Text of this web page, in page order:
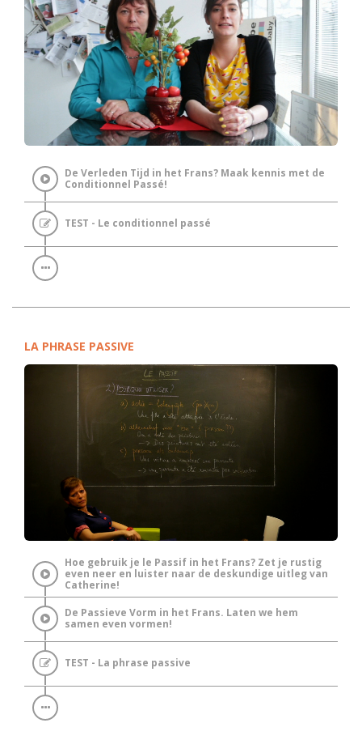
De Verleden Tijd in het Frans? Maak kennis met de
Conditionnel Passé!
TEST - Le conditionnel passé
LA PHRASE PASSIVE
Hoe gebruik je le Passif in het Frans? Zet je rustig
even neer en luister naar de deskundige uitleg van
Catherine!
De Passieve Vorm in het Frans. Laten we hem
samen even vormen!
TEST - La phrase passive